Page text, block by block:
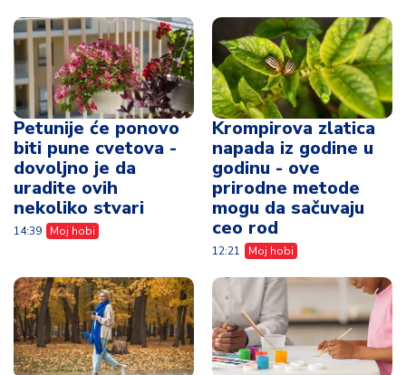
Petunije će ponovo
biti pune cvetova -
dovoljno je da
uradite ovih
nekoliko stvari
14:39 Moj hobi
Krompirova zlatica
napada iz godine u
godinu - ove
prirodne metode
mogu da sačuvaju
ceo rod
12:21 Moj hobi